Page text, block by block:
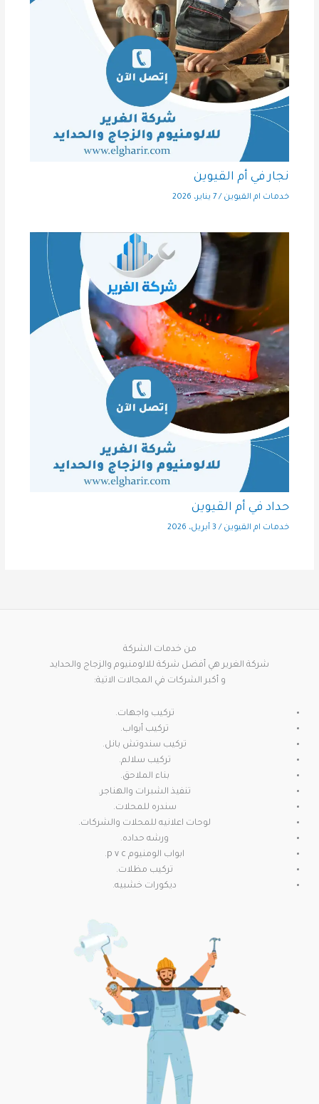
نجار في أم القيوين
خدمات ام القيوين /7 يناير، 2026
حداد في أم القيوين
خدمات ام القيوين / 3 أبريل، 2026
من خدمات الشركة
شركة الغرير هي أفضل شركة للالومنيوم والزجاج والحدايد
و أكبر الشركات في المجالات الاتية:
تركيب واجهات.
تركيب أبواب.
تركيب سندوتش بانل.
تركيب سلالم.
بناء الملاحق.
تنفيذ الشبرات والهناجر.
سندره للمحلات.
لوحات اعلانيه للمحلات والشركات.
ورشه حداده.
ابواب الومنيوم p v c.
تركيب مظلات.
ديكورات خشبيه.